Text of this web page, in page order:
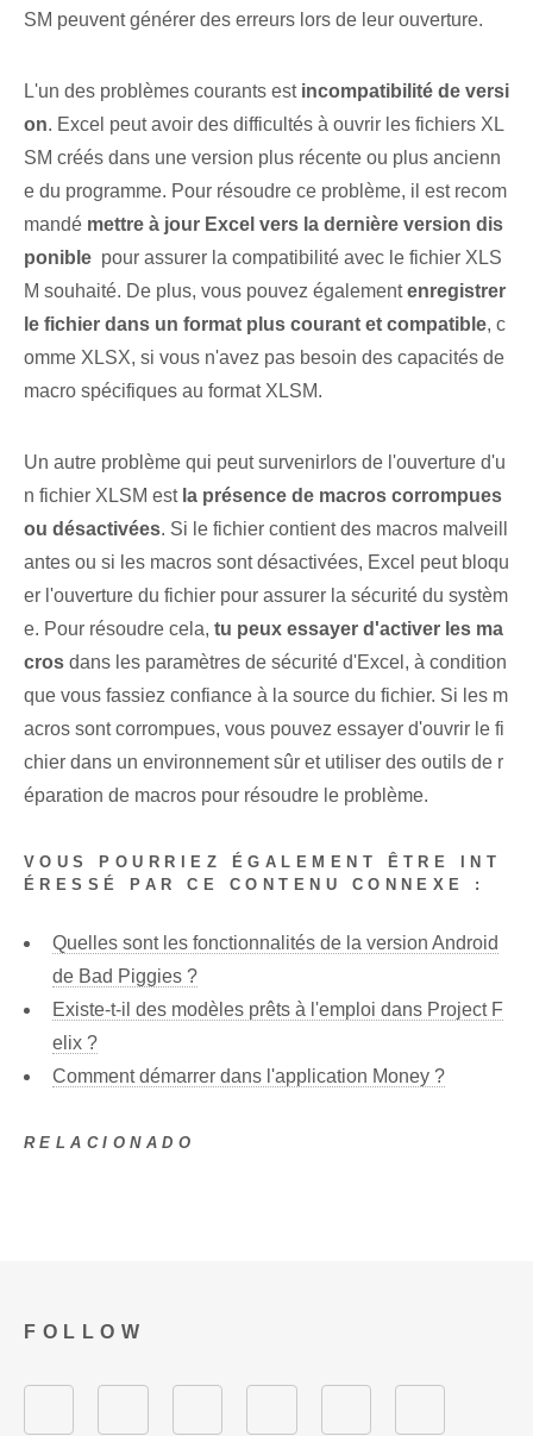
SM peuvent générer des erreurs lors de leur ouverture.
L'un des problèmes courants est incompatibilité de versi
on. Excel peut avoir des difficultés à ouvrir les fichiers XL
SM créés dans une version plus récente ou plus ancienn
e du programme. Pour résoudre ce problème, il est recom
mandé mettre à jour Excel ‌vers la ‍dernière version⁤ dis
ponible ⁢ pour assurer la compatibilité ⁤avec le fichier XLS
M souhaité. De plus, vous pouvez égalementenregistrer⁢
le fichier ⁤dans un format plus courant et compatible, c
omme XLSX, si vous n'avez pas besoin des capacités de
macro spécifiques au format XLSM.
Un autre ⁢problème qui peut survenir⁤lors de l'ouverture d'u
n fichier XLSM est la présence de macros corrompues
ou désactivées.⁢ Si le​ fichier⁣ contient des macros malveill
antes ou ⁤si les macros sont désactivées,‍ Excel peut⁤ bloqu
er l'ouverture du fichier pour ⁣assurer la sécurité du systèm
e. Pour résoudre cela, tu peux essayer d'activer les ma
cros dans les paramètres de sécurité d'Excel, à condition
que vous fassiez confiance à la source du fichier. Si les m
acros sont corrompues, vous pouvez essayer d'ouvrir le fi
chier dans un environnement sûr et utiliser des outils de r
éparation de macros pour résoudre le problème.
VOUS POURRIEZ ÉGALEMENT ÊTRE INT
ÉRESSÉ PAR CE CONTENU CONNEXE :
Quelles sont les fonctionnalités de la version Android
de Bad Piggies ?
Existe-t-il des modèles prêts à l'emploi dans Project F
elix ?
Comment démarrer dans l'application Money ?
RELACIONADO
FOLLOW